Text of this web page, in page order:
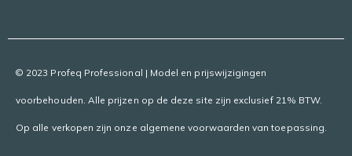
© 2023 Profeq Professional | Model en prijswijzigingen
voorbehouden. Alle prijzen op de deze site zijn exclusief 21% BTW.
Op alle verkopen zijn onze algemene voorwaarden van toepassing.